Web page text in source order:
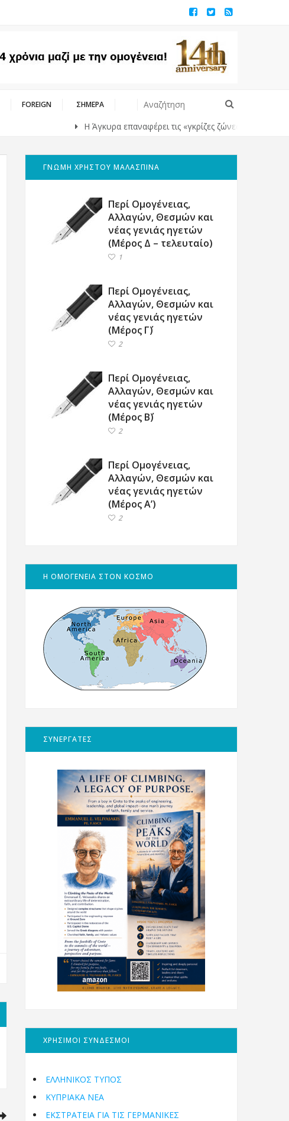
FOREIGN ΣΗΜΕΡΑ
Η Άγκυρα επαναφέρει τις «γκρίζες ζώνες» στο Αιγαίο με
ΓΝΩΜΗ ΧΡΗΣΤΟΥ ΜΑΛΑΣΠΙΝΑ
Περί Ομογένειας,
Αλλαγών, Θεσμών και
νέας γενιάς ηγετών
(Μέρος Δ – τελευταίο)
1
Περί Ομογένειας,
Αλλαγών, Θεσμών και
νέας γενιάς ηγετών
(Μέρος Γ΄)
2
Περί Ομογένειας,
Αλλαγών, Θεσμών και
νέας γενιάς ηγετών
(Μέρος Β΄)
2
Περί Ομογένειας,
Αλλαγών, Θεσμών και
νέας γενιάς ηγετών
(Μέρος Α’)
2
Η ΟΜΟΓΕΝΕΙΑ ΣΤΟΝ ΚΟΣΜΟ
ΣΥΝΕΡΓΑΤΕΣ
ΧΡΗΣΙΜΟΙ ΣΥΝΔΕΣΜΟΙ
ΕΛΛΗΝΙΚΟΣ ΤΥΠΟΣ
ΚΥΠΡΙΑΚΑ ΝΕΑ
ΕΚΣΤΡΑΤΕΙΑ ΓΙΑ ΤΙΣ ΓΕΡΜΑΝΙΚΕΣ